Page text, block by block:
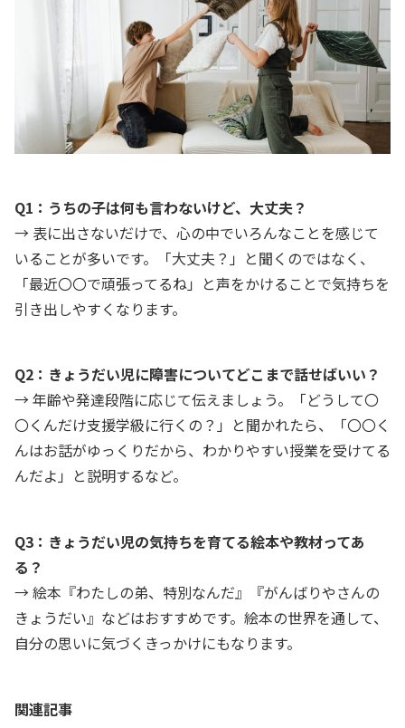
Q1：うちの子は何も言わないけど、大丈夫？
→ 表に出さないだけで、心の中でいろんなことを感じて
いることが多いです。「大丈夫？」と聞くのではなく、
「最近〇〇で頑張ってるね」と声をかけることで気持ちを
引き出しやすくなります。
Q2：きょうだい児に障害についてどこまで話せばいい？
→ 年齢や発達段階に応じて伝えましょう。「どうして〇
〇くんだけ支援学級に行くの？」と聞かれたら、「〇〇く
んはお話がゆっくりだから、わかりやすい授業を受けてる
んだよ」と説明するなど。
Q3：きょうだい児の気持ちを育てる絵本や教材ってあ
る？
→ 絵本『わたしの弟、特別なんだ』『がんばりやさんの
きょうだい』などはおすすめです。絵本の世界を通して、
自分の思いに気づくきっかけにもなります。
関連記事